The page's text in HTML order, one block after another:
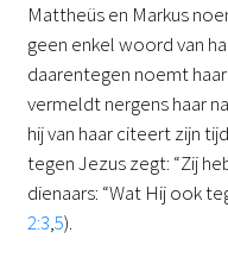
Mattheüs en Markus
geen enkel woord van
daarentegen noemt haar
vermeldt nergens haar
hij van haar citeert zijn
tegen Jezus zegt: “Zij
dienaars: “Wat Hij ook
2:3,5).